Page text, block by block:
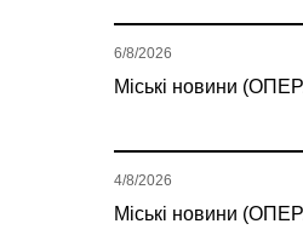
Міські новини
6/8/2026
Міські новини
4/8/2026